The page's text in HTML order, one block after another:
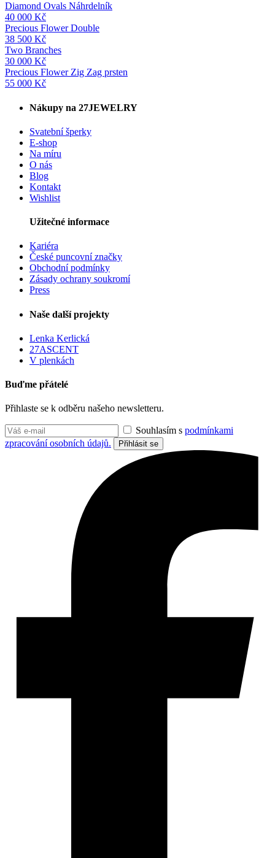
Diamond Ovals Náhrdelník
40 000 Kč
Precious Flower Double
38 500 Kč
Two Branches
30 000 Kč
Precious Flower Zig Zag prsten
55 000 Kč
Nákupy na 27JEWELRY
Svatební šperky
E-shop
Na míru
O nás
Blog
Kontakt
Wishlist
Užitečné informace
Kariéra
České puncovní značky
Obchodní podmínky
Zásady ochrany soukromí
Press
Naše další projekty
Lenka Kerlická
27ASCENT
V plenkách
Buďme přátelé
Přihlaste se k odběru našeho newsletteru.
Souhlasím s podmínkami
zpracování osobních údajů.